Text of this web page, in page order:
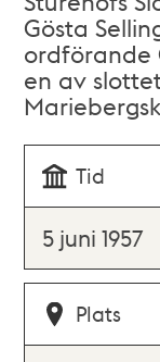
Gösta
ordförande
en av
Tid
5 juni 1957
Plats